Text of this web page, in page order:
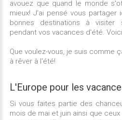
avouez que quand le monde
mieux! J'ai pensé vous
bonnes destinations à visiter
pendant vos vacances d'été.
Que voulez-vous, je suis comme
à rêver à l'été!
L'Europe pour les
Si vous faites partie des
mois de mai et juin ainsi que